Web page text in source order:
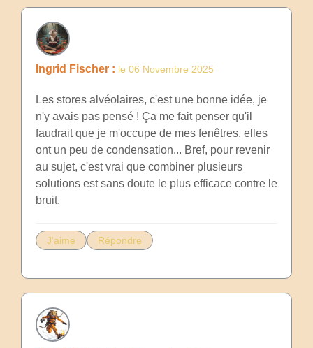
Ingrid Fischer : le 06 Novembre 2025
Les stores alvéolaires, c'est une bonne idée, je
n'y avais pas pensé ! Ça me fait penser qu'il
faudrait que je m'occupe de mes fenêtres, elles
ont un peu de condensation... Bref, pour revenir
au sujet, c'est vrai que combiner plusieurs
solutions est sans doute le plus efficace contre le
bruit.
J'aime Répondre